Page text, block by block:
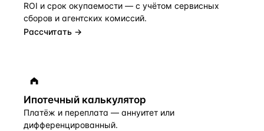
ROI и срок окупаемости — с учётом сервисных
сборов и агентских комиссий.
Рассчитать →
Ипотечный калькулятор
Платёж и переплата — аннуитет или
дифференцированный.